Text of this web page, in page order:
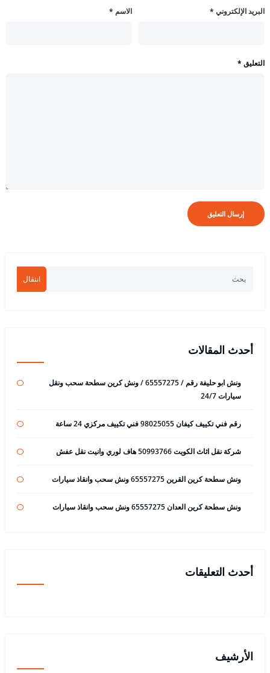
الاسم * البريد الإلكتروني *
التعليق *
انتقال
أحدث المقالات
ونش ابو حليفة رقم / 65557275 / ونش كرين سطحة سحب ونقل
سيارات 24/7
رقم فني تكييف كيفان 98025055 فني تكييف مركزي 24 ساعة
شركة نقل اثاث الكويت 50993766 هاف لوري وانيت نقل عفش
ونش سطحة كرين القرين 65557275 ونش سحب وانقاذ سيارات
ونش سطحة كرين العدان 65557275 ونش سحب وانقاذ سيارات
أحدث التعليقات
الأرشيف